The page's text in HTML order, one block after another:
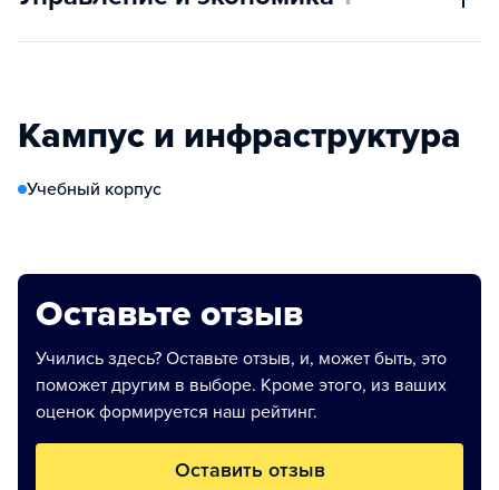
Кампус и инфраструктура
Учебный корпус
Оставьте отзыв
Учились здесь? Оставьте отзыв, и, может быть, это
поможет другим в выборе. Кроме этого, из ваших
оценок формируется наш рейтинг.
Оставить отзыв